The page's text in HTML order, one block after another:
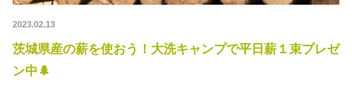
2023.02.13
茨城県産の薪を使おう！大洗キャンプで平日薪１束プレゼ
ン中🌲